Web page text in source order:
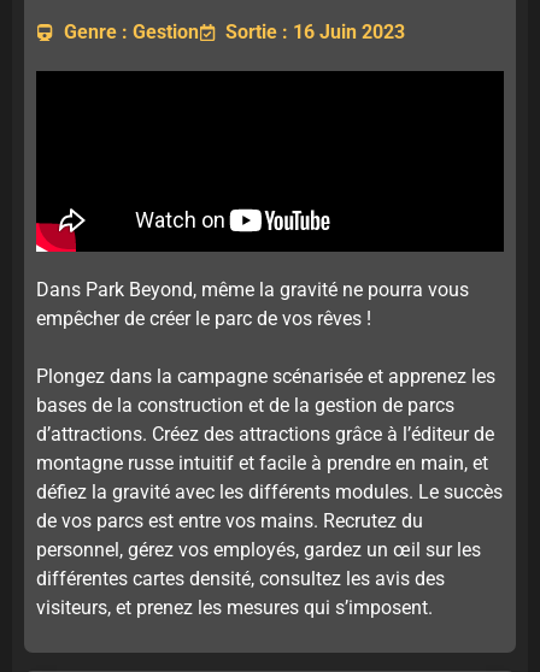
Genre : Gestion Sortie : 16 Juin 2023
Dans Park Beyond, même la gravité ne pourra vous
empêcher de créer le parc de vos rêves !
Plongez dans la campagne scénarisée et apprenez les
bases de la construction et de la gestion de parcs
d’attractions. Créez des attractions grâce à l’éditeur de
montagne russe intuitif et facile à prendre en main, et
défiez la gravité avec les différents modules. Le succès
de vos parcs est entre vos mains. Recrutez du
personnel, gérez vos employés, gardez un œil sur les
différentes cartes densité, consultez les avis des
visiteurs, et prenez les mesures qui s’imposent.